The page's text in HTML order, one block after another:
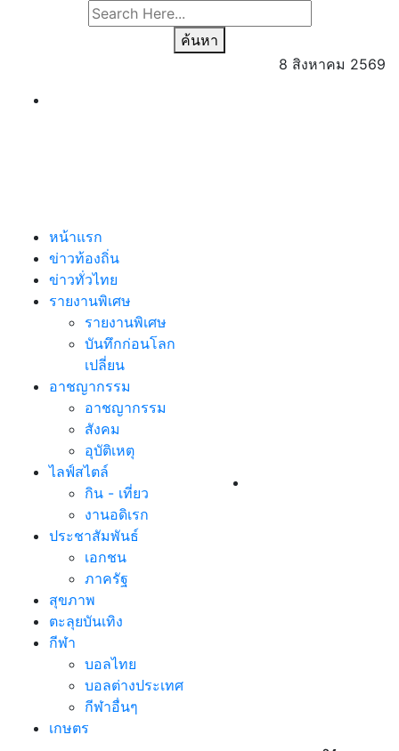
ค้นหา
8 สิงหาคม 2569
หน้าแรก
ข่าวท้องถิ่น
ข่าวทั่วไทย
รายงานพิเศษ
รายงานพิเศษ
บันทึกก่อนโลก
เปลี่ยน
อาชญากรรม
อาชญากรรม
สังคม
อุบัติเหตุ
ไลฟ์สไตล์
กิน - เที่ยว
งานอดิเรก
ประชาสัมพันธ์
เอกชน
ภาครัฐ
สุขภาพ
ตะลุยบันเทิง
กีฬา
บอลไทย
บอลต่างประเทศ
กีฬาอื่นๆ
เกษตร